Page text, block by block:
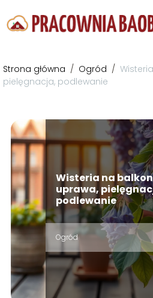
Strona główna / Ogród /
pielęgnacja, podlewanie
Wisteria na
uprawa,
podlewanie
Ogród